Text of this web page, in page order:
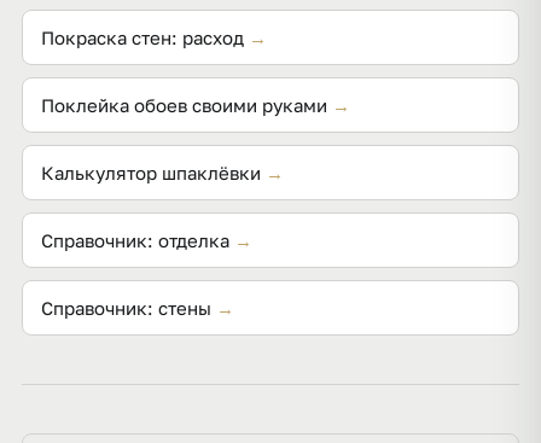
Покраска стен: расход →
Поклейка обоев своими руками →
Калькулятор шпаклёвки →
Справочник: отделка →
Справочник: стены →